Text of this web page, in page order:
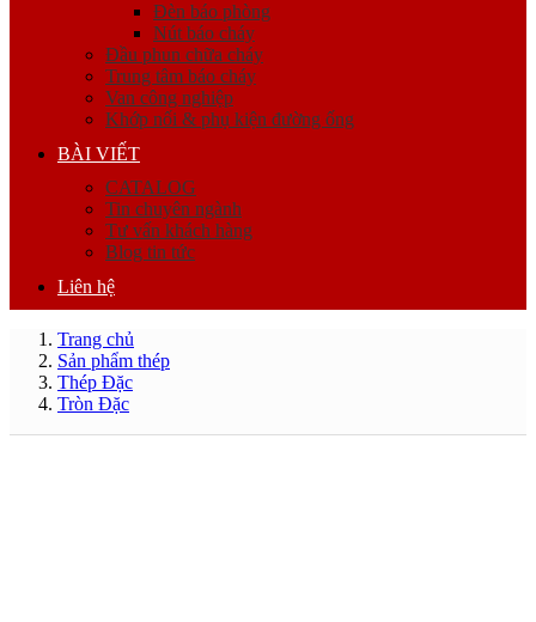
Đèn báo phòng
Nút báo cháy
Đầu phun chữa cháy
Trung tâm báo cháy
Van công nghiệp
Khớp nối & phụ kiện đường ống
BÀI VIẾT
CATALOG
Tin chuyên ngành
Tư vấn khách hàng
Blog tin tức
Liên hệ
Trang chủ
Sản phẩm thép
Thép Đặc
Tròn Đặc